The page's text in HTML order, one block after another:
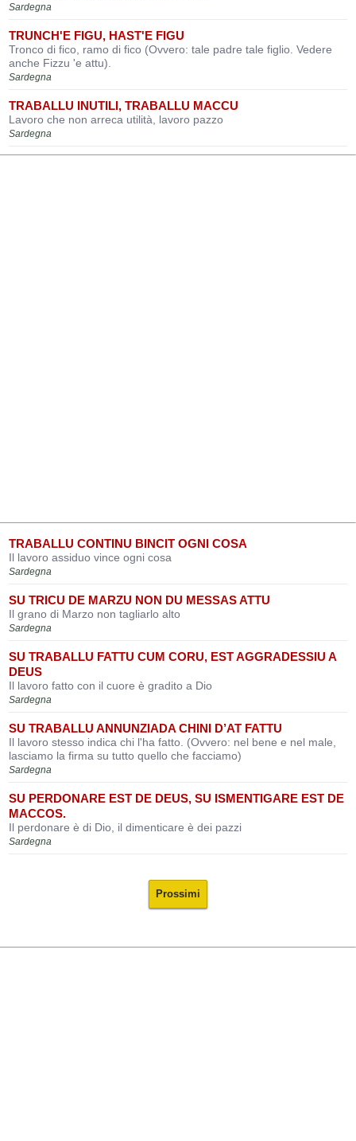
Sardegna
TRUNCH'E FIGU, HAST'E FIGU
Tronco di fico, ramo di fico (Ovvero: tale padre tale figlio. Vedere
anche Fizzu 'e attu).
Sardegna
TRABALLU INUTILI, TRABALLU MACCU
Lavoro che non arreca utilità, lavoro pazzo
Sardegna
TRABALLU CONTINU BINCIT OGNI COSA
Il lavoro assiduo vince ogni cosa
Sardegna
SU TRICU DE MARZU NON DU MESSAS ATTU
Il grano di Marzo non tagliarlo alto
Sardegna
SU TRABALLU FATTU CUM CORU, EST AGGRADESSIU A
DEUS
Il lavoro fatto con il cuore è gradito a Dio
Sardegna
SU TRABALLU ANNUNZIADA CHINI D’AT FATTU
Il lavoro stesso indica chi l'ha fatto. (Ovvero: nel bene e nel male,
lasciamo la firma su tutto quello che facciamo)
Sardegna
SU PERDONARE EST DE DEUS, SU ISMENTIGARE EST DE
MACCOS.
Il perdonare è di Dio, il dimenticare è dei pazzi
Sardegna
Prossimi